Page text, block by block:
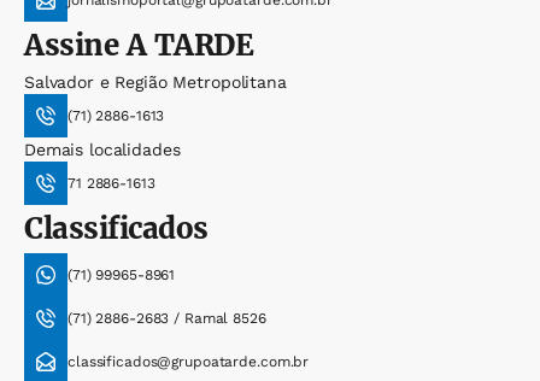
AssineA TARDE
Salvador e Região Metropolitana
(71) 2886-1613
Demais localidades
71 2886-1613
Classificados
(71) 99965-8961
(71) 2886-2683 / Ramal 8526
classificados@grupoatarde.com.br